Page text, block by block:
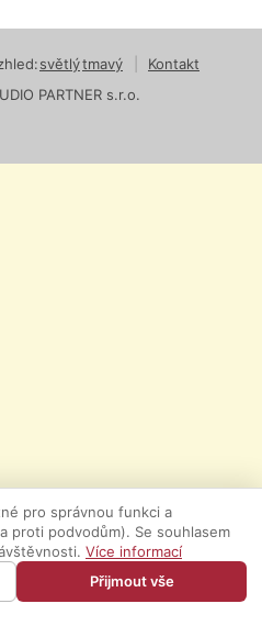
světlýtmavý
Kontakt
PARTNER s.r.o.
pro správnou funkci a
proti podvodům). Se souhlasem
Více informací
Přijmout vše